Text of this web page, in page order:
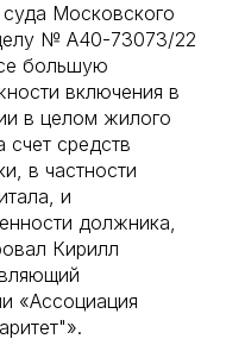
Московского
№ А40-73073/22
большую
включения в
в целом жилого
средств
в частности
и
должника,
Кирилл
«Ассоциация